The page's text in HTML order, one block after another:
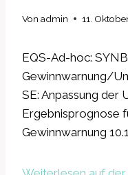
Von admin 11.
EQS-Ad-hoc:
Gewinnwarnung/
SE: Anpassung der
Ergebnisprognose
Gewinnwarnung